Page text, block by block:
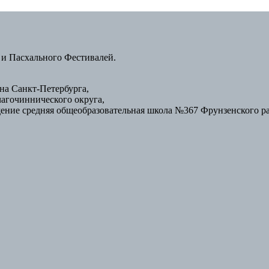
Пасхального Фестивалей.
Санкт-Петербурга,
округа,
средняя общеобразовательная школа №367 Фрунзенского